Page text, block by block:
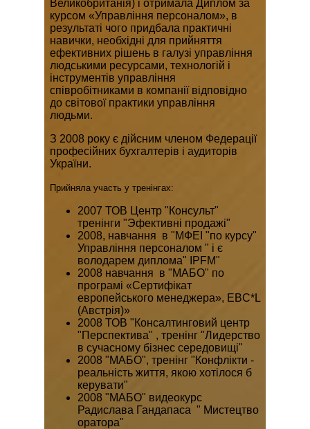
Великобританія) і отримала Диплом за
курсом «Управління персоналом», в
результаті чого придбала практичні
навички, необхідні для прийняття
ефективних рішень в галузі управління
людськими ресурсами, технологій і
інструментів управління
співробітниками в компанії відповідно
до світової практики управління
людьми.
З 2008 року є дійсним членом Федерації
професійних бухгалтерів і аудиторів
України.
Прийняла участь у тренінгах:
2007 ТОВ Центр "Консульт"
тренінги "Эфективні продажі"
2008, навчання в "МФЕІ "по курсу"
Управління персоналом " і є
володарем диплома" IPFM"
2008 навчання в "МАБО" по
програмі «Сертифікат
европейського менеджера», EBC*L
(Австрія)»
2008 ТОВ "Консалтинговий центр
"Перспектива" , тренінг "Лидерство
в сучасному бізнес середовищі"
2008 "МАБО", тренінг "Конфлікти -
реальність життя, якою хотілося б
керувати"
2008 "МАБО" видеокурс
Радислава Гандапаса " Мистецтво
оратора"